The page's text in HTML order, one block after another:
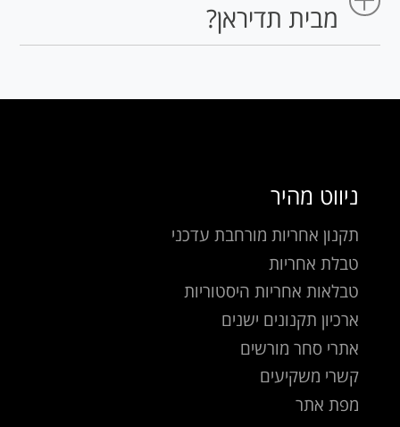
מבית תדיראן?
ניווט מהיר
תקנון אחריות מורחבת עדכני
טבלת אחריות
טבלאות אחריות היסטוריות
ארכיון תקנונים ישנים
אתרי סחר מורשים
קשרי משקיעים
מפת אתר